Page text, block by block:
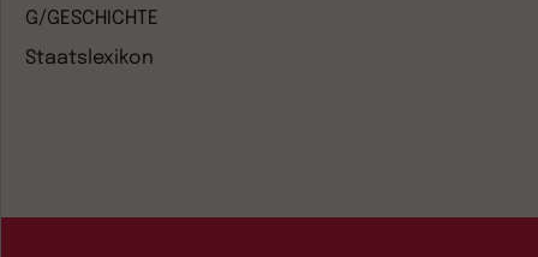
G/GESCHICHTE
Staatslexikon